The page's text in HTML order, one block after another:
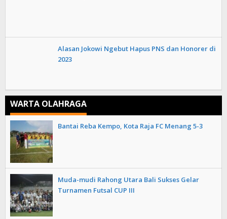
Alasan Jokowi Ngebut Hapus PNS dan Honorer di
2023
WARTA OLAHRAGA
Bantai Reba Kempo, Kota Raja FC Menang 5-3
Muda-mudi Rahong Utara Bali Sukses Gelar
Turnamen Futsal CUP III